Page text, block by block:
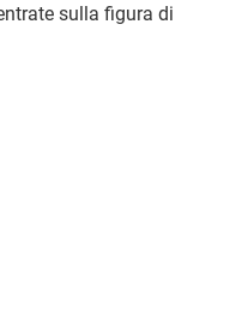
sulla figura di